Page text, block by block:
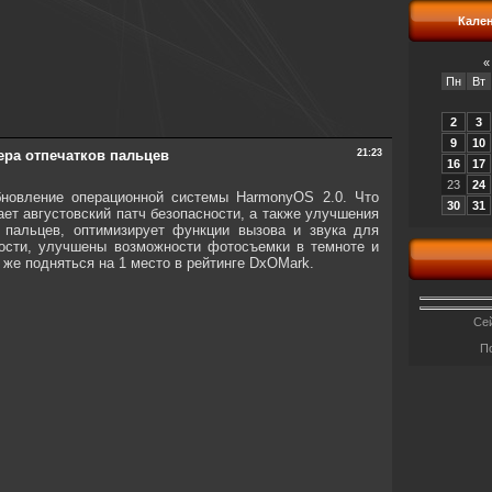
21:23
отпечатков пальцев
операционной системы HarmonyOS 2.0. Что
патч безопасности, а также улучшения
пальцев, оптимизирует функции вызова и звука для
улучшены возможности фотосъемки в темноте и
подняться на 1 место в рейтинге DxOMark.
«
Пн
Вт
2
3
9
10
16
17
23
24
30
31